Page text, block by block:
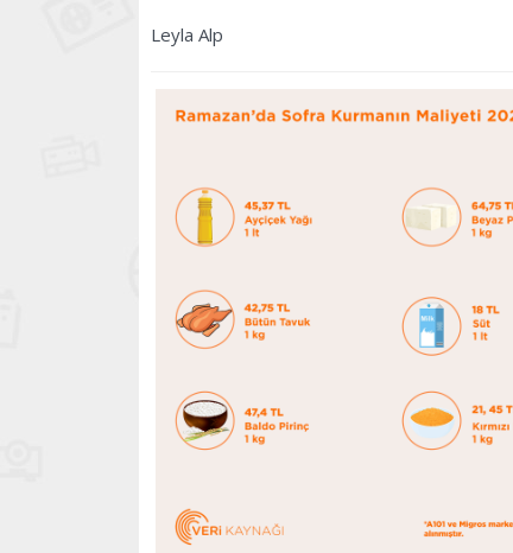
Leyla Alp